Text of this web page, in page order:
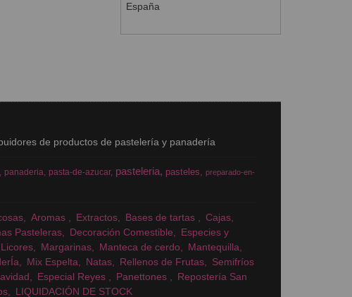
España
de productos de pastelería y panadería
panaderia pasta-de-azucar pasteleria pasteles
preparado-en-
Aromas Extractos Bases de tartas
Cajas
Pasteleras Decoración Comestible
Especies y
Licores Margarinas Manteca de cerdo
Mantequilla
Mix Espelta Natas Rellenos de Frutas
Semifríos
Especial Reyes Panettones
Repostería San
LIQUIDACIÓN DE STOCK